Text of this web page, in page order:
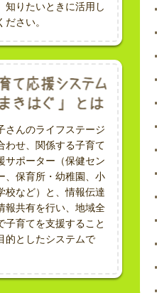
知りたいときに活用し
ださい。
さんのライフステージ
わせ、関係する子育て
サポーター（保健セン
、保育所・幼稚園、小
校など）と、情報伝達
報共有を行い、地域全
子育てを支援すること
的としたシステムで